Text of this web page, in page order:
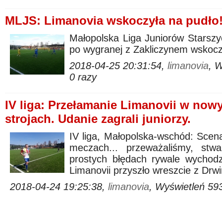
MLJS: Limanovia wskoczyła na
Małopolska Liga Juniorów
po wygranej z Zakliczynem
2018-04-25 20:31:54, limanovia,
0 razy
IV liga: Przełamanie Limanovii w
strojach. Udanie zagrali juniorzy.
IV liga, Małopolska-wschód:
meczach... przeważaliśmy,
prostych błędach rywale
Limanovii przyszło wreszcie z
2018-04-24 19:25:38, limanovia, Wyświetleń